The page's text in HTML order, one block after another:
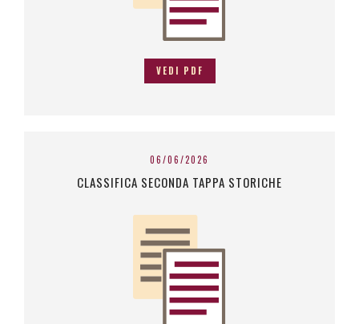
VEDI PDF
06/06/2026
CLASSIFICA SECONDA TAPPA STORICHE